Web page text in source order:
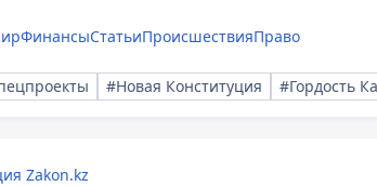
ФинансыСтатьиПроисшествияПраво
#Новая Конституция #Гордость
Zakon.kz